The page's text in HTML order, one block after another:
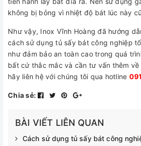
không bị bỏng vì nhiệt độ bát lúc này
Như vậy, Inox Vĩnh Hoàng đã hướng
cách sử dụng tủ sấy bát công nghiệp
như đảm bảo an toàn cao trong quá
bất cứ thắc mắc và cần tư vấn thêm
hãy liên hệ với chúng tôi qua hotline
Chia sẻ:
BÀI VIẾT LIÊN QUAN
Cách sử dụng tủ sấy bát công